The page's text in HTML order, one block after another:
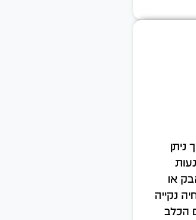
ניתן
או
נקייה
הכלב